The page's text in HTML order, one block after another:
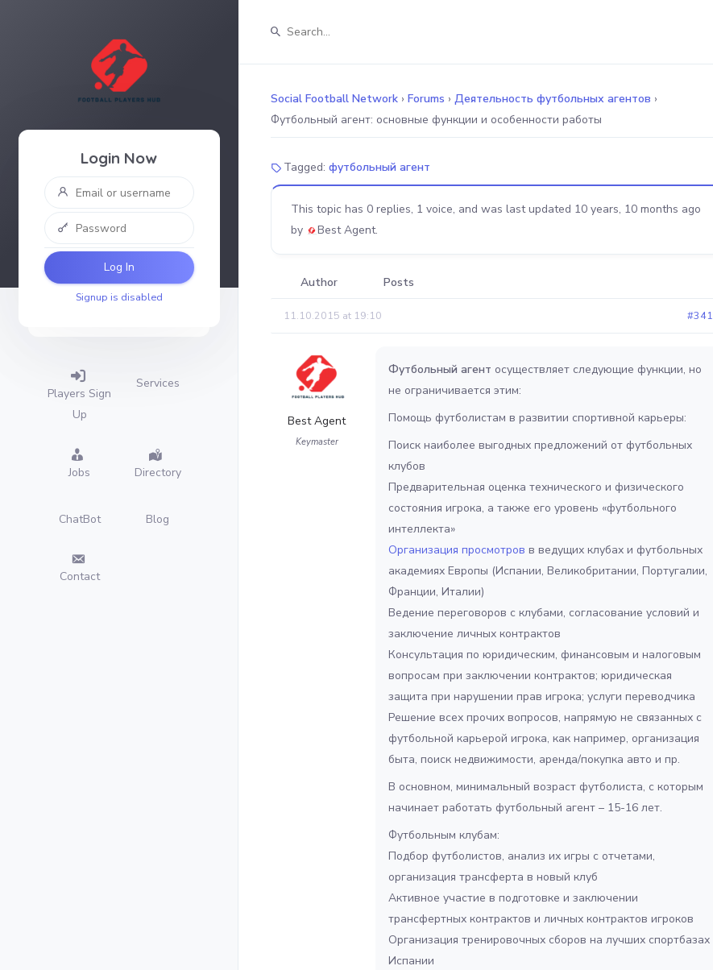
Login Now
Log In
Signup is disabled
Players Sign
Up
Services
Jobs Directory
ChatBot Blog
Contact
Social Football Network › Forums › Деятельность футбольных агентов ›
Футбольный агент: основные функции и особенности работы
Tagged: футбольный агент
This topic has 0 replies, 1 voice, and was last updated 10 years, 10 months ago
by
Best Agent.
Author Posts
11.10.2015 at 19:10 #341
Best Agent
Keymaster
Футбольный агент осуществляет следующие функции, но
не ограничивается этим:
Помощь футболистам в развитии спортивной карьеры:
Поиск наиболее выгодных предложений от футбольных
клубов
Предварительная оценка технического и физического
состояния игрока, а также его уровень «футбольного
интеллекта»
Организация просмотров в ведущих клубах и футбольных
академиях Европы (Испании, Великобритании, Португалии,
Франции, Италии)
Ведение переговоров с клубами, согласование условий и
заключение личных контрактов
Консультация по юридическим, финансовым и налоговым
вопросам при заключении контрактов; юридическая
защита при нарушении прав игрока; услуги переводчика
Решение всех прочих вопросов, напрямую не связанных с
футбольной карьерой игрока, как например, организация
быта, поиск недвижимости, аренда/покупка авто и пр.
В основном, минимальный возраст футболиста, с которым
начинает работать футбольный агент – 15-16 лет.
Футбольным клубам:
Подбор футболистов, анализ их игры с отчетами,
организация трансферта в новый клуб
Активное участие в подготовке и заключении
трансфертных контрактов и личных контрактов игроков
Организация тренировочных сборов на лучших спортбазах
Испании